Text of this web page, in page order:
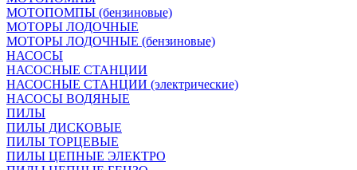
МОТОПОМПЫ (бензиновые)
МОТОРЫ ЛОДОЧНЫЕ
МОТОРЫ ЛОДОЧНЫЕ (бензиновые)
НАСОСЫ
НАСОСНЫЕ СТАНЦИИ
НАСОСНЫЕ СТАНЦИИ (электрические)
НАСОСЫ ВОДЯНЫЕ
ПИЛЫ
ПИЛЫ ДИСКОВЫЕ
ПИЛЫ ТОРЦЕВЫЕ
ПИЛЫ ЦЕПНЫЕ ЭЛЕКТРО